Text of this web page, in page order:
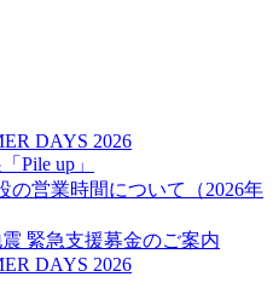
DAYS 2026
Pile up」
の営業時間について（2026年
緊急支援募金のご案内
DAYS 2026